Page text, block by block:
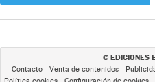
© EDICIONES
Contacto Venta de contenidos